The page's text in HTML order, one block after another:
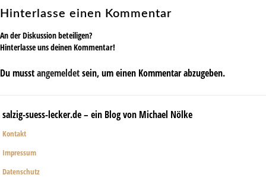
Hinterlasse einen Kommentar
An der Diskussion beteiligen?
Hinterlasse uns deinen Kommentar!
Du musstangemeldetsein, um einen Kommentar abzugeben.
salzig-suess-lecker.de – ein Blog von Michael Nölke
Kontakt
Impressum
Datenschutz